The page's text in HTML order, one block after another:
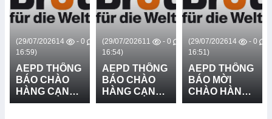
(29/07/2026
16:59)
14 - 0
AEPD THÔNG
BÁO CHÀO
HÀNG CẠNH
TRANH CUNG
(29/07/2026
16:54)
11 - 0
AEPD THÔNG
BÁO CHÀO
HÀNG CẠNH
TRANH CUNG
(29/07/2026
16:51)
14 - 0
AEPD THÔNG
BÁO MỜI
CHÀO HÀNG
CẠNH TRANH